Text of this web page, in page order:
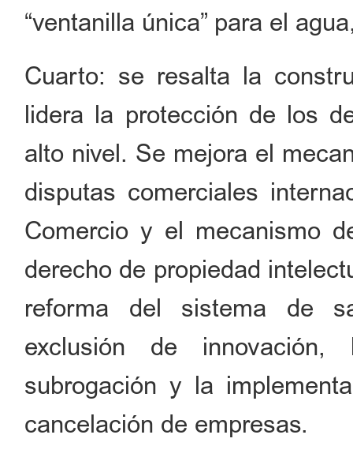
“ventanilla única” para el
Cuarto: se resalta la
lidera la protección de los
alto nivel. Se mejora el
disputas comerciales
Comercio y el mecanismo
derecho de propiedad
reforma del sistema de
exclusión de
subrogación y la
cancelación de empresas.